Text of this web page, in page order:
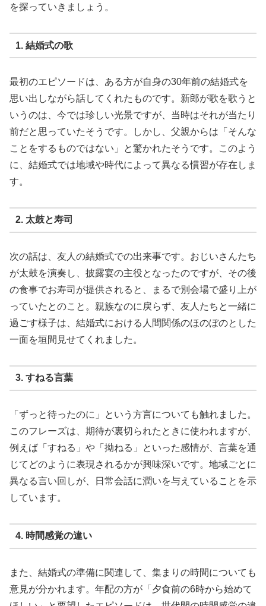
を探っていきましょう。
1. 結婚式の歌
最初のエピソードは、ある方が自身の30年前の結婚式を
思い出しながら話してくれたものです。新郎が歌を歌うと
いうのは、今では珍しい光景ですが、当時はそれが当たり
前だと思っていたそうです。しかし、父親からは「そんな
ことをするものではない」と驚かれたそうです。このよう
に、結婚式では地域や時代によって異なる慣習が存在しま
す。
2. 太鼓と寿司
次の話は、友人の結婚式での出来事です。おじいさんたち
が太鼓を演奏し、披露宴の主役となったのですが、その後
の食事でお寿司が提供されると、まるで別会場で盛り上が
っていたとのこと。親族なのに戻らず、友人たちと一緒に
過ごす様子は、結婚式における人間関係のほのぼのとした
一面を垣間見せてくれました。
3. すねる言葉
「ずっと待ったのに」という方言についても触れました。
このフレーズは、期待が裏切られたときに使われますが、
例えば「すねる」や「拗ねる」といった感情が、言葉を通
じてどのように表現されるかが興味深いです。地域ごとに
異なる言い回しが、日常会話に潤いを与えていることを示
しています。
4. 時間感覚の違い
また、結婚式の準備に関連して、集まりの時間についても
意見が分かれます。年配の方が「夕食前の6時から始めて